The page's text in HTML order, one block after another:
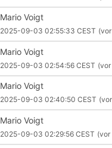
Mario Voigt
2025-09-03 02:55:33 CEST
Mario Voigt
2025-09-03 02:54:56 CEST
Mario Voigt
2025-09-03 02:40:50 CEST
Mario Voigt
2025-09-03 02:29:56 CEST (vor